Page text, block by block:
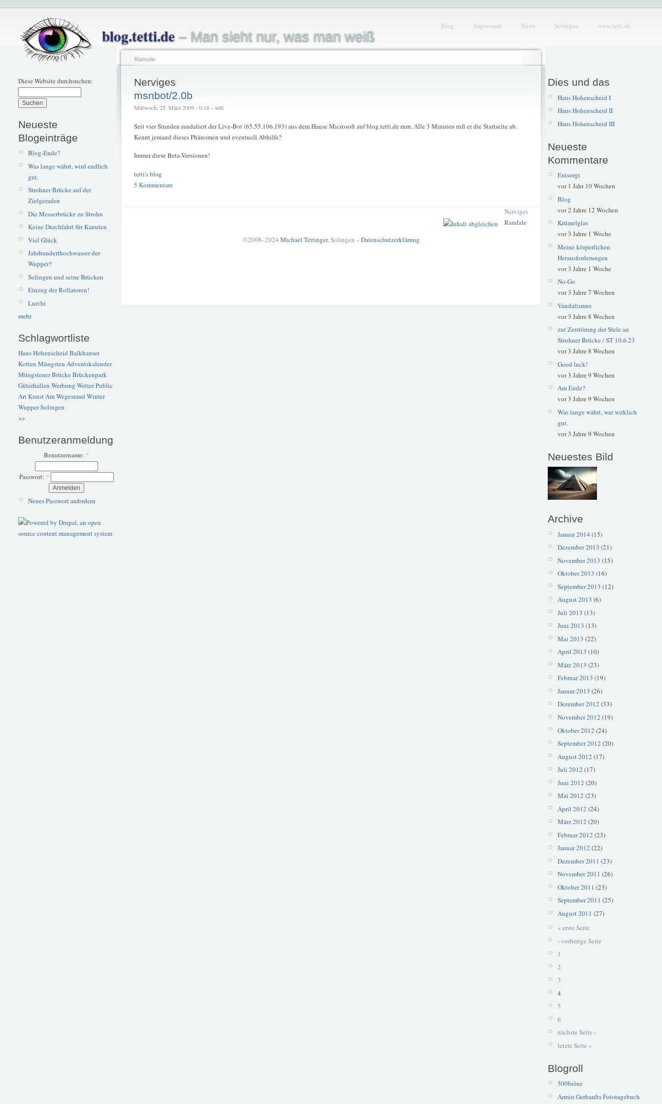
blog.tetti.de– Man sieht nur, was man weiß
Blog Impressum News Solingen www.tetti.de
Diese Website durchsuchen:
Neueste
Blogeinträge
Blog-Ende?
Was lange währt, wird endlich
gut.
Strohner Brücke auf der
Zielgeraden
Die Messerbrücke zu Strohn
Keine Durchfahrt für Kanuten
Viel Glück
Jahrhunderthochwasser der
Wupper?
Solingen und seine Brücken
Einzug der Rollatoren!
Lurchi
mehr
Schlagwortliste
Haus Hohenscheid Balkhauser
Kotten Müngsten Adventskalender
Müngstener BrückeBrückenpark
Güterhallen Werbung WetterPublic
ArtKunstAm Wegesrand Winter
WupperSolingen
>>
Benutzeranmeldung
Benutzername: *
Passwort: *
Neues Passwort anfordern
Startseite
Nerviges
msnbot/2.0b
Mittwoch, 25. März 2009 - 0:18 – tetti
Seit vier Stunden randaliert der Live-Bot (65.55.106.193) aus dem Hause Microsoft auf blog.tetti.de rum. Alle 3 Minuten ruft er die Startseite ab.
Kennt jemand dieses Phänomen und eventuell Abhilfe?
Immer diese Beta-Versionen!
tetti's blog
5 Kommentare
Nerviges
Randale
©2008–2024 Michael Tettinger, Solingen –Datenschutzerklärung
Dies und das
Haus Hohenscheid I
Haus Hohenscheid II
Haus Hohenscheid III
Neueste
Kommentare
Entsorgt
vor 1 Jahr 10 Wochen
Blog
vor 2 Jahre 12 Wochen
Krümelglas
vor 3 Jahre 1 Woche
Meine körperlichen
Herausforderungen
vor 3 Jahre 1 Woche
No-Go
vor 3 Jahre 7 Wochen
Vandalismus
vor 3 Jahre 8 Wochen
zur Zerstörung der Stele an
Strohner Brücke / ST 10.6.23
vor 3 Jahre 8 Wochen
Good luck!
vor 3 Jahre 9 Wochen
Am Ende?
vor 3 Jahre 9 Wochen
Was lange währt, war wirklich
gut.
vor 3 Jahre 9 Wochen
Neuestes Bild
Archive
Januar 2014 (15)
Dezember 2013 (21)
November 2013 (15)
Oktober 2013 (16)
September 2013 (12)
August 2013 (6)
Juli 2013 (13)
Juni 2013 (13)
Mai 2013 (22)
April 2013 (10)
März 2013 (23)
Februar 2013 (19)
Januar 2013 (26)
Dezember 2012 (33)
November 2012 (19)
Oktober 2012 (24)
September 2012 (20)
August 2012 (17)
Juli 2012 (17)
Juni 2012 (20)
Mai 2012 (23)
April 2012 (24)
März 2012 (20)
Februar 2012 (23)
Januar 2012 (22)
Dezember 2011 (23)
November 2011 (26)
Oktober 2011 (23)
September 2011 (25)
August 2011 (27)
« erste Seite
‹ vorherige Seite
1
2
3
4
5
6
nächste Seite ›
letzte Seite »
Blogroll
500beine
Armin Gerhardts Fototagebuch